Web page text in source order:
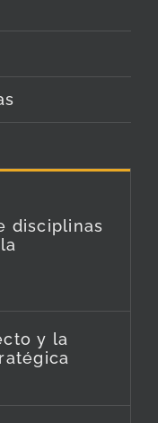
disciplinas
y la